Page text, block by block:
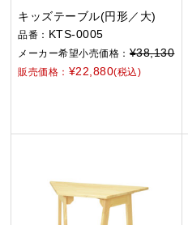
キッズテーブル(円形／大)
品番： KTS-0005
メーカー希望小売価格： ¥38,130
販売価格： ¥22,880(税込)